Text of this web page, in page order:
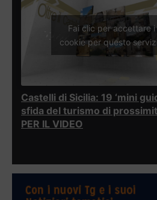
Fai clic per accettare i
cookie per questo
Castelli di Sicilia: 19 ‘mini
sfida del turismo di
PER IL VIDEO